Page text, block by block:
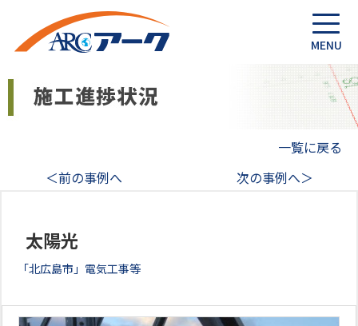
一覧に戻る
＜前の事例へ
次の事例へ＞
太陽光
「北広島市」電気工事等